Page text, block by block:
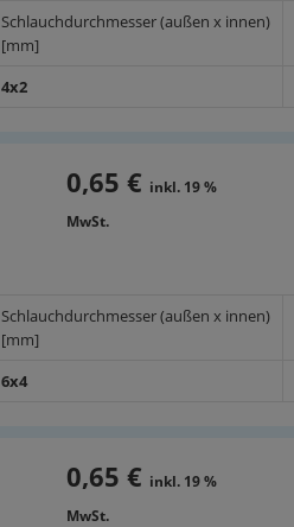
Schlauchdurchmesser (außen x innen)
[mm]
4x2
0,65 € inkl. 19 %
MwSt.
Schlauchdurchmesser (außen x innen)
[mm]
6x4
0,65 € inkl. 19 %
MwSt.